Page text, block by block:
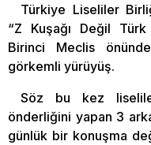
Türkiye Liseliler
“Z Kuşağı Değil Türk
Birinci Meclis
görkemli yürüyüş.
Söz bu kez
önderliğini yapan 3
günlük bir konuşma